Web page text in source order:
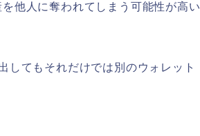
他人に奪われてしまう可能性が高い
してもそれだけでは別のウォレット